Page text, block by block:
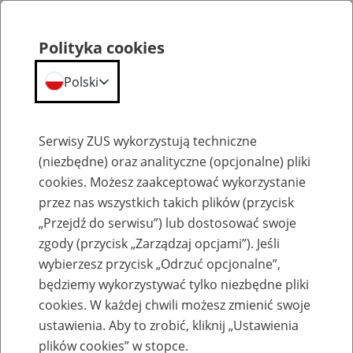
Formularze dla pracodawcy
Wniosek ZAS-64
Polityka cookies
Polski
Serwisy ZUS wykorzystują techniczne
(niezbędne) oraz analityczne (opcjonalne) pliki
cookies. Możesz zaakceptować wykorzystanie
przez nas wszystkich takich plików (przycisk
„Przejdź do serwisu”) lub dostosować swoje
zgody (przycisk „Zarządzaj opcjami”). Jeśli
wybierzesz przycisk „Odrzuć opcjonalne”,
będziemy wykorzystywać tylko niezbędne pliki
cookies. W każdej chwili możesz zmienić swoje
ustawienia. Aby to zrobić, kliknij „Ustawienia
plików cookies” w stopce.